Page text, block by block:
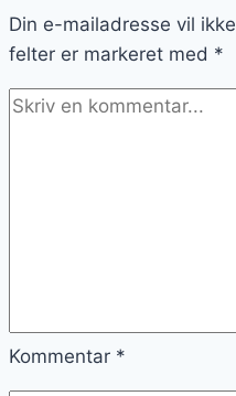
Din e-mailadresse vil
felter er markeret med *
Kommentar *